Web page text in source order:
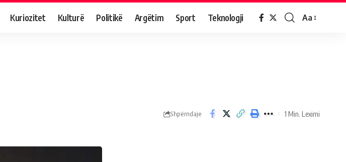
Kuriozitet Kulturë Politikë Argëtim Sport Teknologji Aa
Shpërndaje 1 Min. Leximi